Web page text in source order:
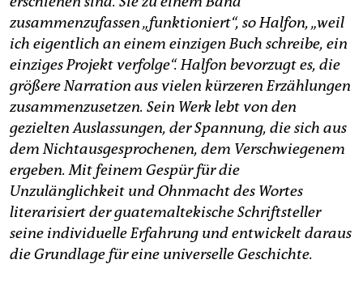
zusammenzufassen „funktioniert“, so Halfon, „weil
ich eigentlich an einem einzigen Buch schreibe, ein
einziges Projekt verfolge“. Halfon bevorzugt es, die
größere Narration aus vielen kürzeren Erzählungen
zusammenzusetzen. Sein Werk lebt von den
gezielten Auslassungen, der Spannung, die sich aus
dem Nichtausgesprochenen, dem Verschwiegenem
ergeben. Mit feinem Gespür für die
Unzulänglichkeit und Ohnmacht des Wortes
literarisiert der guatemaltekische Schriftsteller
seine individuelle Erfahrung und entwickelt daraus
die Grundlage für eine universelle Geschichte.